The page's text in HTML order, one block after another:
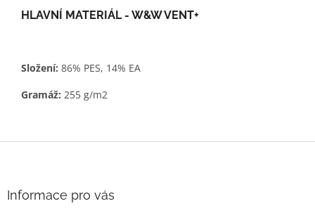
HLAVNÍ MATERIÁL - W&W VENT+
Složení: 86% PES, 14% EA
Gramáž: 255 g/m2
Informace pro vás